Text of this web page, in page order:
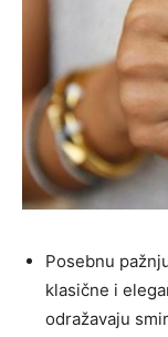
Posebnu
klasične i
odražavaju